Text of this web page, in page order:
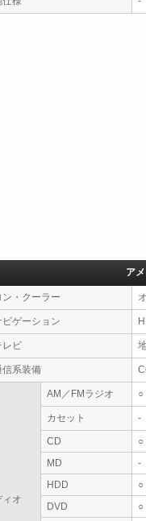
ア
ン・クーラー
ビゲーション
レビ
信系装備
ィオ
AM／FMラジオ ○
カセット -
CD
○
MD
-
HDD
○
DVD
○